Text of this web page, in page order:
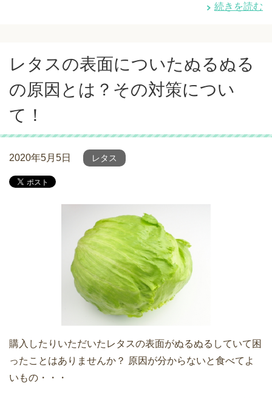
続きを読む
レタスの表面についたぬるぬる
の原因とは？その対策につい
て！
2020年5月5日 レタス
購入したりいただいたレタスの表面がぬるぬるしていて困
ったことはありませんか？ 原因が分からないと食べてよ
いもの・・・